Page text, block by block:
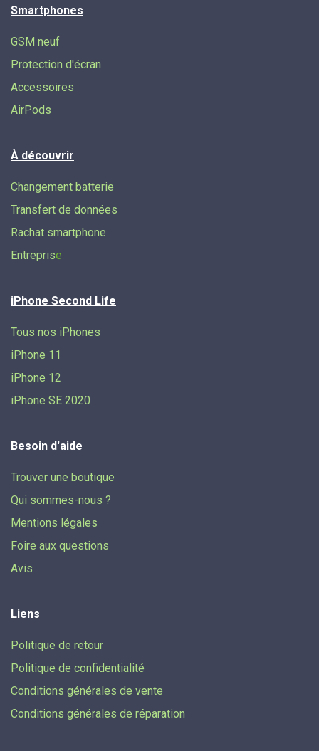
Smartphones
GSM neuf
Protection d'écran
Accessoires
AirPods
À découvrir
Changement batterie
Transfert de données​
Rachat smartphone
Entreprise
iPhone Second Life
Tous nos iPhones
iPhone 11
iPhone 12
iPhone SE 2020
Besoin d'aide
Trouver une boutique
Qui sommes-nous ?
Mentions légales
Foire aux questions
Avis
Liens
Politique de retour
Politique de confidentialité
Conditions générales de vente
Conditions générales de réparation